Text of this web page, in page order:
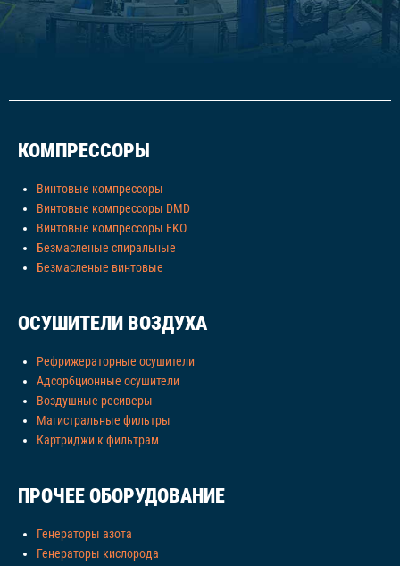
КОМПРЕССОРЫ
Винтовые компрессоры
Винтовые компрессоры DMD
Винтовые компрессоры EKO
Безмасленые спиральные
Безмасленые винтовые
ОСУШИТЕЛИ ВОЗДУХА
Рефрижераторные осушители
Адсорбционные осушители
Воздушные ресиверы
Магистральные фильтры
Картриджи к фильтрам
ПРОЧЕЕ ОБОРУДОВАНИЕ
Генераторы азота
Генераторы кислорода